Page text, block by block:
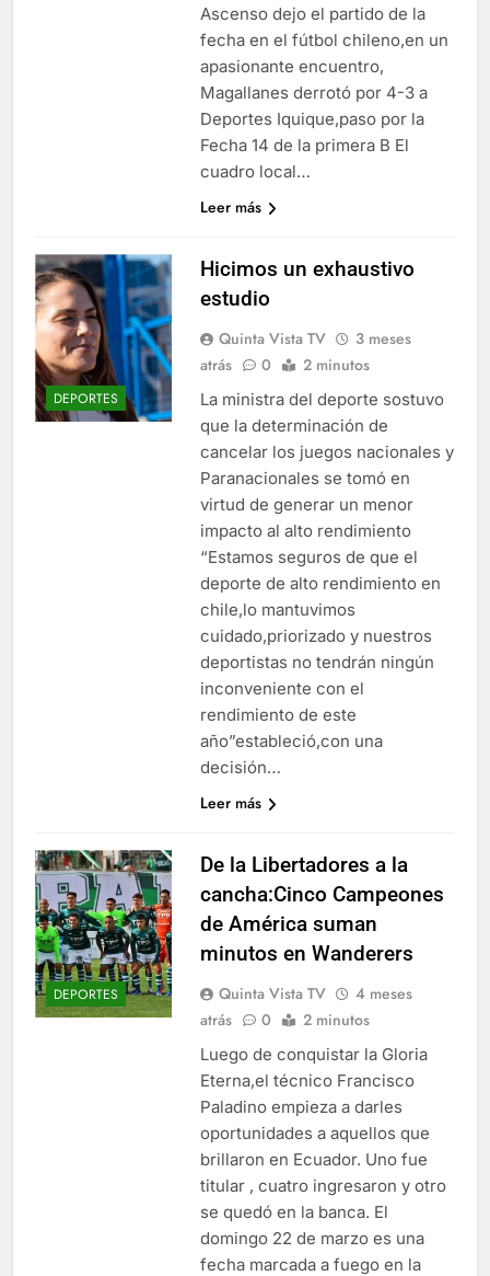
Ascenso dejo el partido de la
fecha en el fútbol chileno,en un
apasionante encuentro,
Magallanes derrotó por 4-3 a
Deportes Iquique,paso por la
Fecha 14 de la primera B El
cuadro local…
Leer más
DEPORTES
Hicimos un exhaustivo
estudio
Quinta Vista TV
3 meses
atrás
0 2 minutos
La ministra del deporte sostuvo
que la determinación de
cancelar los juegos nacionales y
Paranacionales se tomó en
virtud de generar un menor
impacto al alto rendimiento
“Estamos seguros de que el
deporte de alto rendimiento en
chile,lo mantuvimos
cuidado,priorizado y nuestros
deportistas no tendrán ningún
inconveniente con el
rendimiento de este
año”estableció,con una
decisión…
Leer más
DEPORTES
De la Libertadores a la
cancha:Cinco Campeones
de América suman
minutos en Wanderers
Quinta Vista TV
4 meses
atrás
0 2 minutos
Luego de conquistar la Gloria
Eterna,el técnico Francisco
Paladino empieza a darles
oportunidades a aquellos que
brillaron en Ecuador. Uno fue
titular , cuatro ingresaron y otro
se quedó en la banca. El
domingo 22 de marzo es una
fecha marcada a fuego en la